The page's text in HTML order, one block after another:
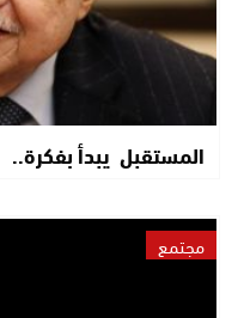
المستقبل يبدأ بفكرة..
مجتمع